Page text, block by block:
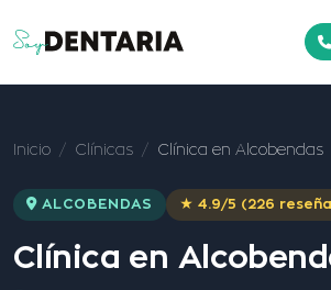
Inicio Clínicas Clínica en Alcobendas
ALCOBENDAS ★ 4.9/5 (226
Clínica en